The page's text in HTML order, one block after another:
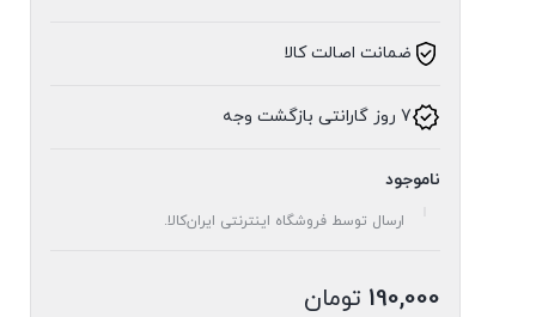
ضمانت اصالت کالا
7 روز گارانتی بازگشت وجه
ناموجود
ارسال توسط فروشگاه اینترنتی ایران‌کالا.
190,000 تومان